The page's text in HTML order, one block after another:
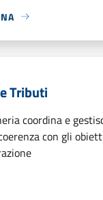
Tributi
coordina e
con gli